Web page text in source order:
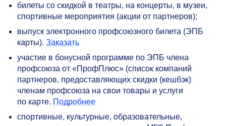
билеты со скидкой в театры, на концерты, в музеи,
спортивные мероприятия (акции от партнеров);
выпуск электронного профсоюзного билета (ЭПБ
карты).Заказать
участие в бонусной программе по ЭПБ члена
профсоюза от «ПрофПлюс» (список компаний
партнеров, предоставляющих скидки (кешбэк)
членам профсоюза на свои товары и услуги
по карте. Подробнее
спортивные, культурные, образовательные,